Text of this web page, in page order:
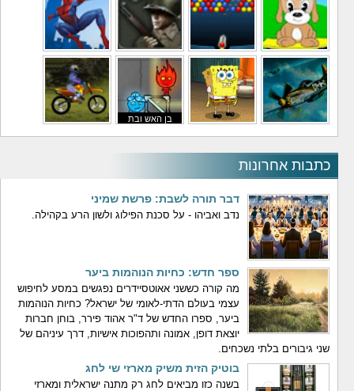
משחקי לילדים משחקי באבלס משחקי מלחמה משחקי גיבורים
בן האש ובת
כתבות אחרונות
דבר תורה לשבת: פרשת שמיני
נדב ואביהו - על סכנת הפילוג ולשון הרע בקהילה.
ספר חדש: כחיות הנוהמות ביער
מה קורה כששני אאוטסיידרים נפגשים במסע לחיפוש
עצמי בעולם הדתי-לאומי של ישראל? כחיות הנוהמות
ביער, ספרו החדש של ד"ר אהוד פירר, בוחן חברות
יוצאת דופן, אמונה ותהפוכות אישיות, דרך עיניהם של
שני גיבורים בלתי נשכחים.
בוטיק הזית משיק מארזי שי לחג
בשנה כזו מביאים לחג רק מתנה ישראלית ומארזי